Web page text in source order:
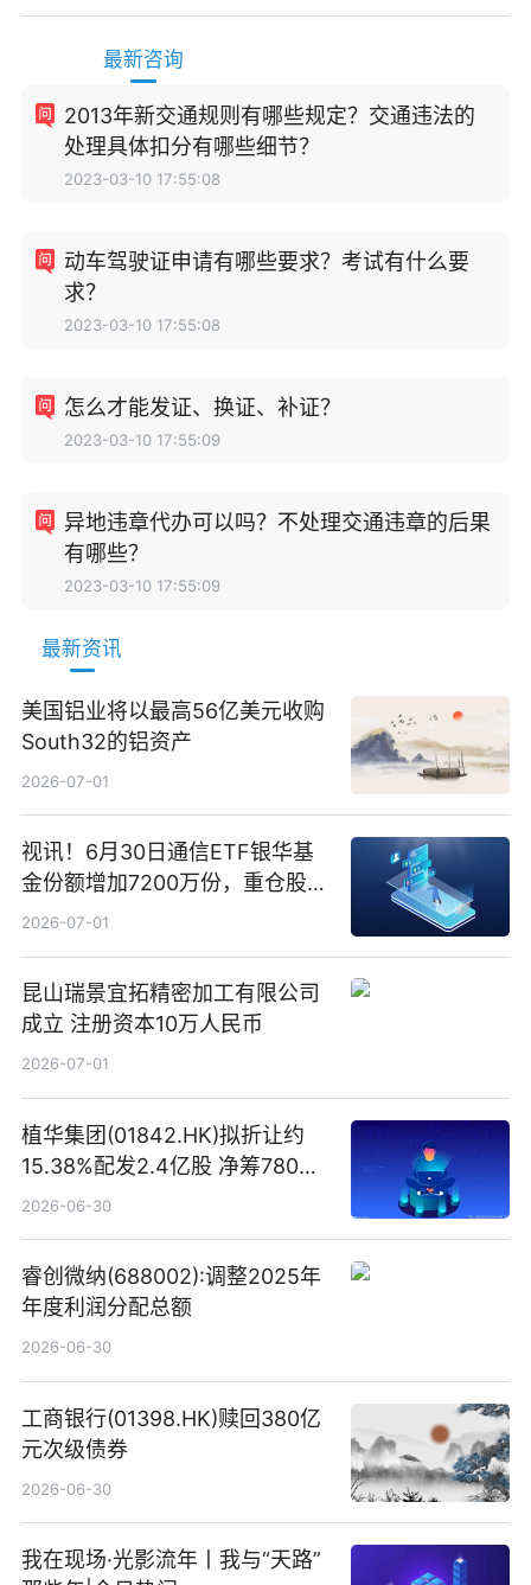
最新咨询
2013年新交通规则有哪些规定？交通违法的
处理具体扣分有哪些细节？
2023-03-10 17:55:08
动车驾驶证申请有哪些要求？考试有什么要
求？
2023-03-10 17:55:08
怎么才能发证、换证、补证？
2023-03-10 17:55:09
异地违章代办可以吗？不处理交通违章的后果
有哪些？
2023-03-10 17:55:09
最新资讯
美国铝业将以最高56亿美元收购
South32的铝资产
2026-07-01
视讯！6月30日通信ETF银华基
金份额增加7200万份，重仓股新
易盛、中际旭创、立讯精密
2026-07-01
昆山瑞景宜拓精密加工有限公司
成立 注册资本10万人民币
2026-07-01
植华集团(01842.HK)拟折让约
15.38%配发2.4亿股 净筹780万
港元
2026-06-30
睿创微纳(688002):调整2025年
年度利润分配总额
2026-06-30
工商银行(01398.HK)赎回380亿
元次级债券
2026-06-30
我在现场·光影流年丨我与“天路”